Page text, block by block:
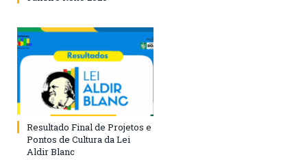
Resultado Final de Projetos e
Pontos de Cultura da Lei
Aldir Blanc